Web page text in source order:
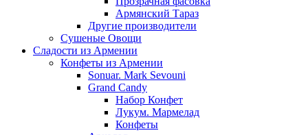
Армянский Тараз
Другие производители
Сушеные Овощи
Сладости из Армении
Конфеты из Армении
Sonuar. Mark Sevouni
Grand Candy
Набор Конфет
Лукум. Мармелад
Конфеты